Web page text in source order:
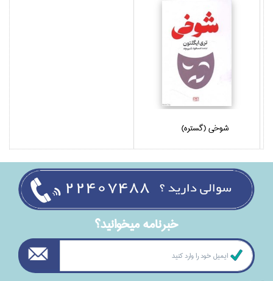
شوخي (گستره)
خبرنامه ميخوانيد؟